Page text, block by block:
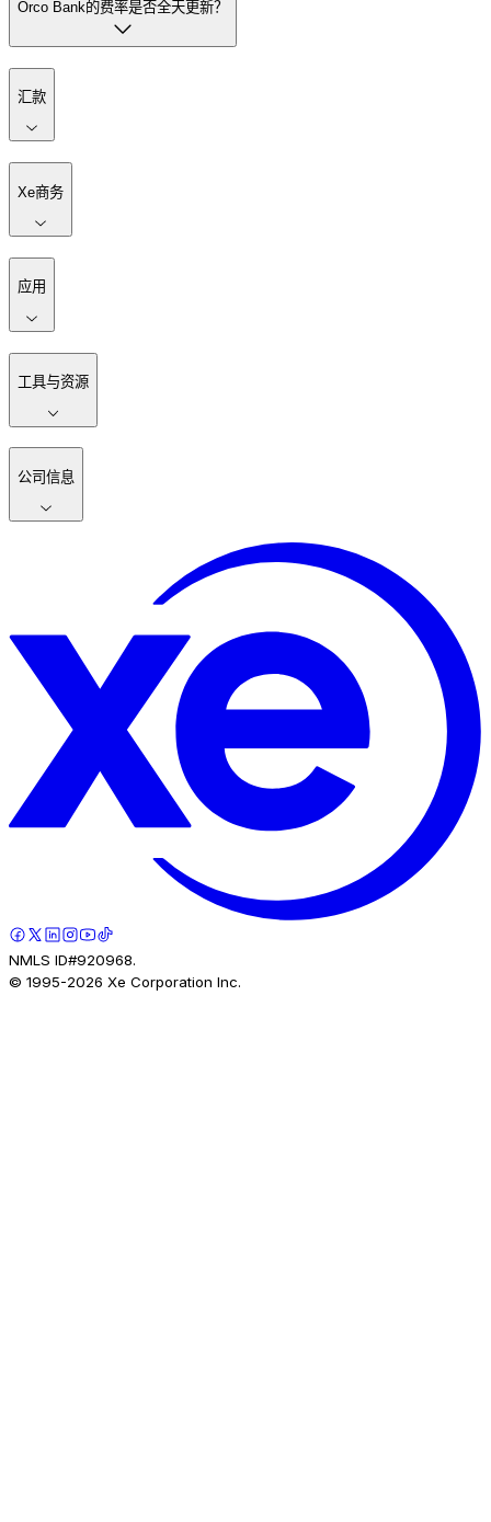
Orco Bank的费率是否全天更新？
汇款
Xe商务
应用
工具与资源
公司信息
NMLS ID#920968.
© 1995-2026 Xe Corporation Inc.